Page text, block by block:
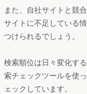
また、自社サイトと競
サイトに不足している
つけられるでしょう。
検索順位は日々変化す
索チェックツールを使
ェックしています。